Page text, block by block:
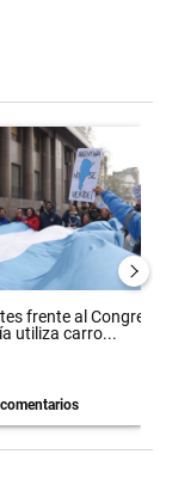
de
de tendencia con el
frente al Congreso:
utiliza carro...